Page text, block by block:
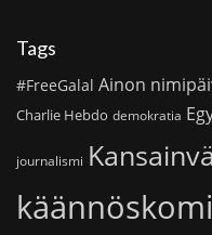
Tags
#FreeGalal Ainon
Charlie Hebdo demokratia
journalismi